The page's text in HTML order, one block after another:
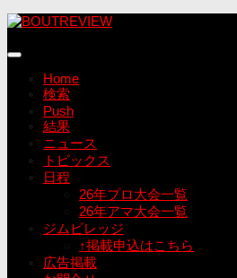
コ
テ
Home
検索
Push
結果
ニュース
トピックス
日程
26年プロ大会一覧
26年アマ大会一覧
ジムビレッジ
↑掲載申込はこちら
広告掲載